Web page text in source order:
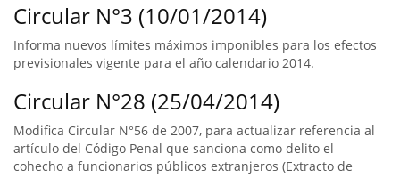
Circular N°3 (10/01/2014)
Informa nuevos límites máximos imponibles para los efectos
previsionales vigente para el año calendario 2014.
Circular N°28 (25/04/2014)
Modifica Circular N°56 de 2007, para actualizar referencia al
artículo del Código Penal que sanciona como delito el
cohecho a funcionarios públicos extranjeros (Extracto de